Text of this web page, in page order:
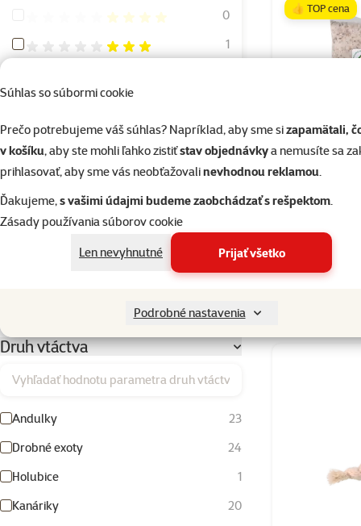
Súhlas so súbormi cookie
Prečo potrebujeme váš súhlas? Napríklad, aby sme sizapamätali,
v košíku, aby ste mohli ľahko zistiťstav objednávkya nemusíte sa
prihlasovať, aby sme vás neobťažovalinevhodnou reklamou.
Ďakujeme,s vašimi údajmi budeme zaobchádzať s rešpektom.
Zásady používania súborov cookie
Len nevyhnutné
Prijať všetko
Podrobné nastavenia
Hodnotenie 80%
0
Hodnotenie 60%
1
Hodnotenie 20%
Zloženie
Minerály
1
Druh vtáctva
Vyhľadať hodnotu parametra druh vtáctva
Andulky
23
Drobné exoty
24
Holubice
1
Kanáriky
20
👍 TOP cena